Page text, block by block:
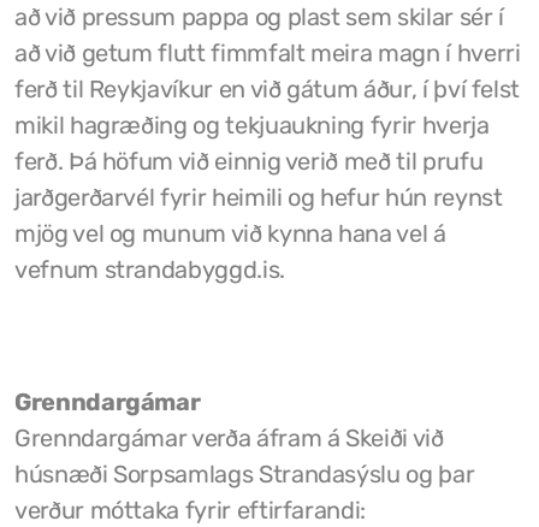
að við pressum pappa og plast sem skilar sér í
að við getum flutt fimmfalt meira magn í hverri
ferð til Reykjavíkur en við gátum áður, í því felst
mikil hagræðing og tekjuaukning fyrir hverja
ferð. Þá höfum við einnig verið með til prufu
jarðgerðarvél fyrir heimili og hefur hún reynst
mjög vel og munum við kynna hana vel á
vefnum strandabyggd.is.
Grenndargámar
Grenndargámar verða áfram á Skeiði við
húsnæði Sorpsamlags Strandasýslu og þar
verður móttaka fyrir eftirfarandi:
Gististaðir
Tjaldstæði